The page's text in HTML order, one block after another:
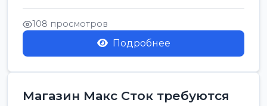
позицию возможна дом...
108 просмотров
Подробнее
Магазин Макс Сток требуются